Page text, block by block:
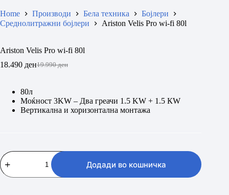
Home Производи Бела техника
Бојлери
Среднолитражни бојлери
Ariston Velis Pro wi-fi 80l
Ariston Velis Pro wi-fi 80l
19.990ден
Original
19.990 ден.
18.490 денCurrent
18.490 ден.
80л
Моќност 3KW – Два греачи 1.5 KW + 1.5 КW
Вертикална и хоризонтална монтажа
Ariston
Velis
Pro
Додади во кошничка